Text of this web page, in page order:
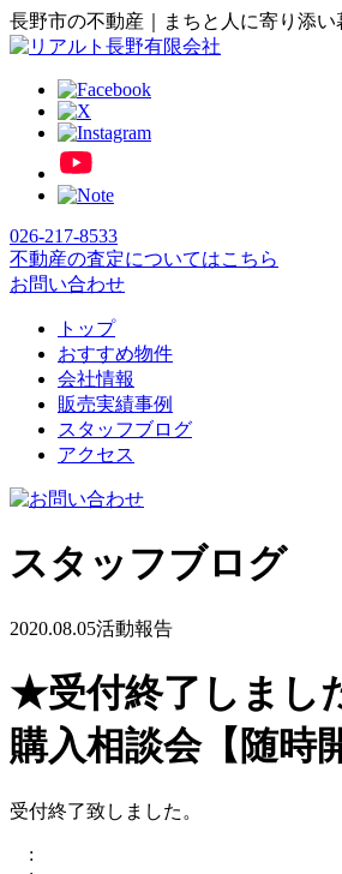
長野市の不動産｜まちと人に寄り添い
026-217-8533
不動産の査定についてはこちら
お問い合わせ
トップ
おすすめ物件
会社情報
販売実績事例
スタッフブログ
アクセス
スタッフブログ
2020.08.05活動報告
★受付終了しま
購入相談会【随時
受付終了致しました。
: